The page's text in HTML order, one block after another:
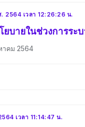
2564 เวลา 12:26:26 น.
บายในช่วงการระ
คม 2564
เวลา 11:14:47 น.